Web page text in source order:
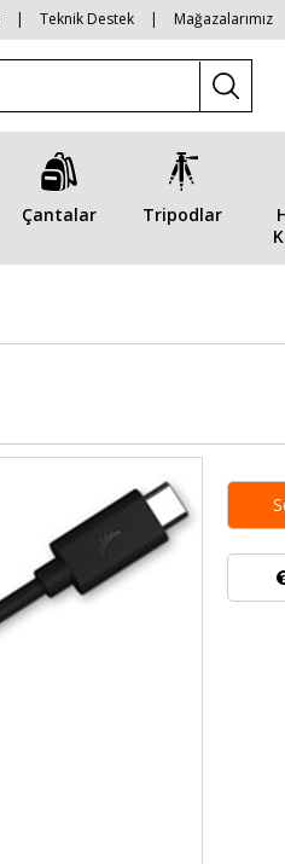
| Teknik Destek | Mağazalarımız
Çantalar Tripodlar